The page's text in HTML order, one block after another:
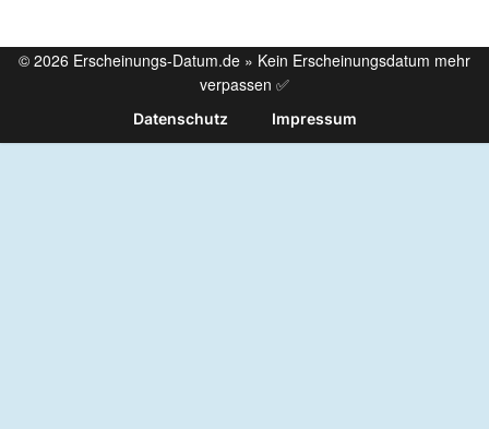
© 2026 Erscheinungs-Datum.de » Kein Erscheinungsdatum mehr
verpassen ✅
Datenschutz Impressum